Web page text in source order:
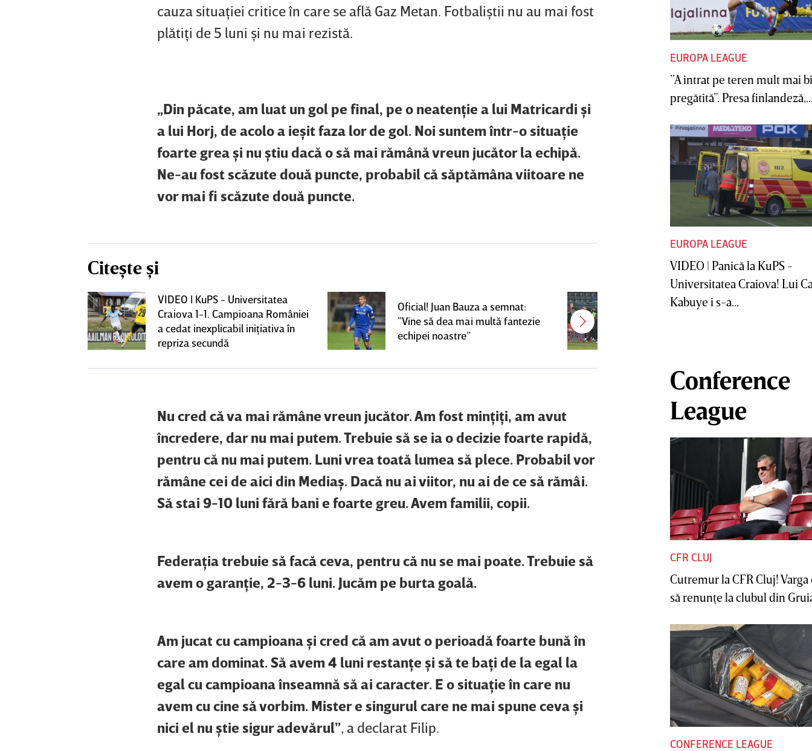
cauza situaţiei critice în care se află Gaz Metan. Fotbaliştii nu au mai fost
plătiţi de 5 luni şi nu mai rezistă.
„Din păcate, am luat un gol pe final, pe o neatenţie a lui Matricardi şi
a lui Horj, de acolo a ieşit faza lor de gol. Noi suntem într-o situaţie
foarte grea şi nu ştiu dacă o să mai rămână vreun jucător la echipă.
Ne-au fost scăzute două puncte, probabil că săptămâna viitoare ne
vor mai fi scăzute două puncte.
Citește și
VIDEO | KuPS - Universitatea
Craiova 1-1. Campioana României
a cedat inexplicabil iniţiativa în
repriza secundă
Oficial! Juan Bauza a semnat:
”Vine să dea mai multă fantezie
echipei noastre”
Jucătorul dorit de Pancu în
Giuleşti vrea să rupă contractul cu
Nu cred că va mai rămâne vreun jucător. Am fost minţiţi, am avut
încredere, dar nu mai putem. Trebuie să se ia o decizie foarte rapidă,
pentru că nu mai putem. Luni vrea toată lumea să plece. Probabil vor
rămâne cei de aici din Mediaş. Dacă nu ai viitor, nu ai de ce să rămâi.
Să stai 9-10 luni fără bani e foarte greu. Avem familii, copii.
Federaţia trebuie să facă ceva, pentru că nu se mai poate. Trebuie să
avem o garanţie, 2-3-6 luni. Jucăm pe burta goală.
Am jucat cu campioana şi cred că am avut o perioadă foarte bună în
care am dominat. Să avem 4 luni restanţe şi să te baţi de la egal la
egal cu campioana înseamnă să ai caracter. E o situaţie în care nu
avem cu cine să vorbim. Mister e singurul care ne mai spune ceva şi
nici el nu ştie sigur adevărul”, a declarat Filip.
EUROPA LEAGUE
”A intrat pe teren mult mai
pregătită”. Presa
EUROPA LEAGUE
VIDEO | Panică la KuPS -
Universitatea Craiova! Lui
Kabuye i s-a...
Conference
League
CFR CLUJ
Cutremur la CFR Cluj! Varga
să renunţe la clubul din
CONFERENCE LEAGUE